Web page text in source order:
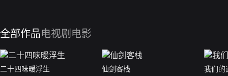
全部作品电视剧 电影
二十四味暖浮生
仙剑客栈
我们的